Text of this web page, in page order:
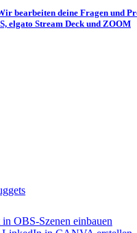
bearbeiten deine Fragen und
elgato Stream Deck und ZOOM
OBS-Szenen einbauen